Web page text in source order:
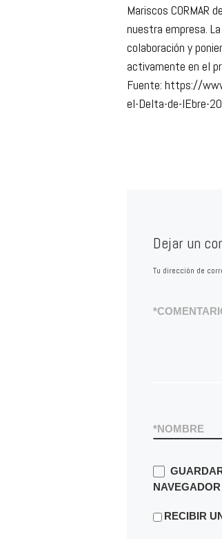
Mariscos CORMAR
nuestra empresa.
colaboración y
activamente en el
Fuente: https://
el-Delta-de-lEbre-
Dejar un
Tu dirección de
*
NOMBRE
*
RECIBIR